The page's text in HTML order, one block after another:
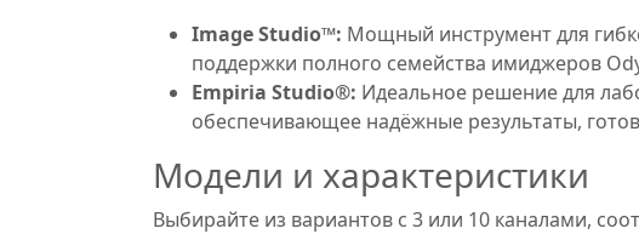
Image Studio™: Мощный инструмент для
поддержки полного семейства имиджеров
Empiria Studio®: Идеальное решение для
обеспечивающее надёжные результаты,
Модели и характеристики
Выбирайте из вариантов с 3 или 10 каналами,